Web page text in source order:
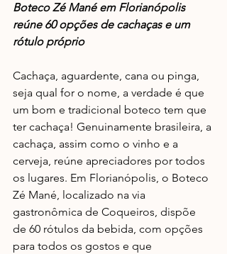
Boteco Zé Mané em Florianópolis
reúne 60 opções de cachaças e um
rótulo próprio
Cachaça, aguardente, cana ou pinga,
seja qual for o nome, a verdade é que
um bom e tradicional boteco tem que
ter cachaça! Genuinamente brasileira, a
cachaça, assim como o vinho e a
cerveja, reúne apreciadores por todos
os lugares. Em Florianópolis, o Boteco
Zé Mané, localizado na via
gastronômica de Coqueiros, dispõe
de 60 rótulos da bebida, com opções
para todos os gostos e que